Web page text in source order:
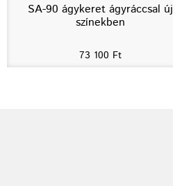
SA-90 ágykeret ágyráccsal új
színekben
73 100 Ft